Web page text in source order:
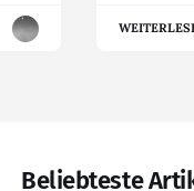
Beliebteste